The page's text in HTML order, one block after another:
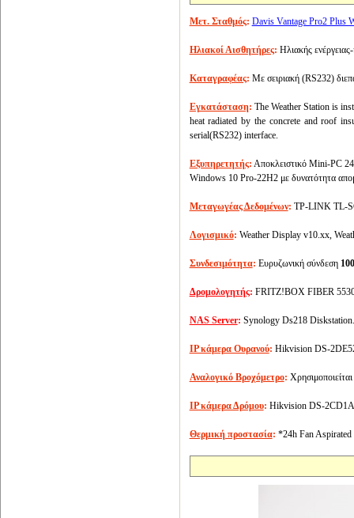
Μετ. Σταθμός: Davis Vantage Pro2 Plus
Ηλιακοί Αισθητήρες: Ηλιακής
Καταγραφέας: Με σειριακή (RS232)
Εγκατάσταση: The Weather Station is
heat radiated by the concrete and roof
serial(RS232) interface.
Εξυπηρετητής: Αποκλειστικό Mini-PC
Windows 10 Pro-22H2 με δυνατότητα
Μεταγωγέας Δεδομένων: TP-LINK TL-
Λογισμικό: Weather Display v10.xx,
Συνδεσιμότητα: Ευρυζωνική σύνδεση
Δρομολογητής: FRITZ!BOX FIBER
NAS Server: Synology Ds218 Diskstation.
IP κάμερα Ουρανού: Hikvision DS-
Αναλογικό Βροχόμετρο:
IP κάμερα Δρόμου: Hikvision DS-
Θερμική προστασία: *24h Fan